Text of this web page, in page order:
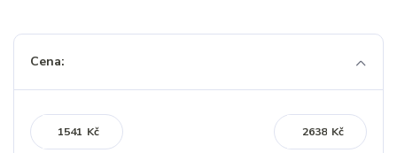
Cena:
Kč Kč